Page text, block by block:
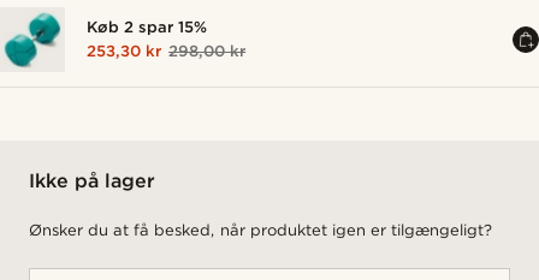
Køb 2 spar 15%
253,30 kr 298,00 kr
Ikke på lager
Ønsker du at få besked, når produktet igen er tilgængeligt?